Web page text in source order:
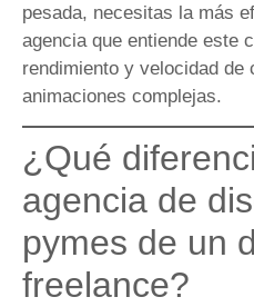
pesada, necesitas la más
agencia que entiende este
rendimiento y velocidad de
animaciones complejas.
¿Qué
agencia de
pymes de un
freelance?